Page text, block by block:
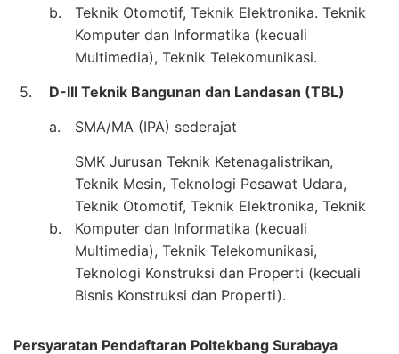
b.
Teknik Otomotif, Teknik Elektronika. Teknik
Komputer dan Informatika (kecuali
Multimedia), Teknik Telekomunikasi.
5.
D-III Teknik Bangunan dan Landasan (TBL)
a.
SMA/MA (IPA) sederajat
b.
SMK Jurusan Teknik Ketenagalistrikan,
Teknik Mesin, Teknologi Pesawat Udara,
Teknik Otomotif, Teknik Elektronika, Teknik
Komputer dan Informatika (kecuali
Multimedia), Teknik Telekomunikasi,
Teknologi Konstruksi dan Properti (kecuali
Bisnis Konstruksi dan Properti).
Persyaratan Pendaftaran Poltekbang Surabaya